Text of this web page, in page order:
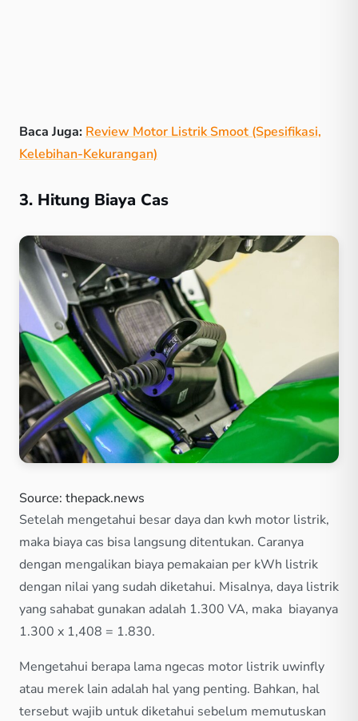
Baca Juga: Review Motor Listrik Smoot (Spesifikasi,
Kelebihan-Kekurangan)
3. Hitung Biaya Cas
Source: thepack.news
Setelah mengetahui besar daya dan kwh motor listrik,
maka biaya cas bisa langsung ditentukan. Caranya
dengan mengalikan biaya pemakaian per kWh listrik
dengan nilai yang sudah diketahui. Misalnya, daya listrik
yang sahabat gunakan adalah 1.300 VA, maka biayanya
1.300 x 1,408 = 1.830.
Mengetahui berapa lama ngecas motor listrik uwinfly
atau merek lain adalah hal yang penting. Bahkan, hal
tersebut wajib untuk diketahui sebelum memutuskan